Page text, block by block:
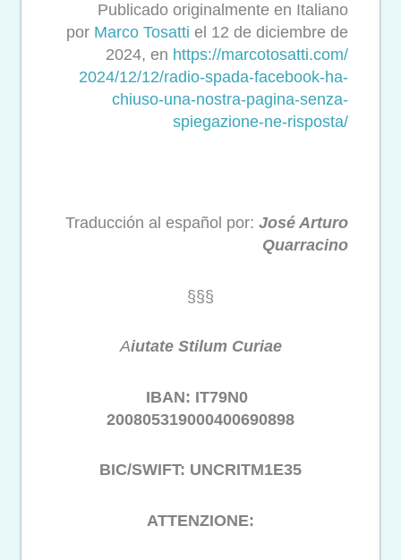
Publicado originalmente en Italiano
por Marco Tosatti el 12 de diciembre de
2024, en https://marcotosatti.com/
2024/12/12/radio-spada-facebook-ha-
chiuso-una-nostra-pagina-senza-
spiegazione-ne-risposta/
Traducción al español por: José Arturo
Quarracino
§§§
Aiutate Stilum Curiae
IBAN: IT79N0
200805319000400690898
BIC/SWIFT: UNCRITM1E35
ATTENZIONE: